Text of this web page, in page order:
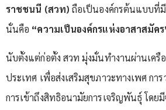
ราชชนนี (สวท) ถือเป็นองค์กรต้นแบบที่มี
นั่นคือ “ความเป็นองค์กรแห่งอาสาสมัคร
นับตั้งแต่ก่อตั้ง สวท มุ่งมั่นทำงานผ่านเครื
ประเทศ เพื่อส่งเสริมสุขภาวะทางเพศ กา
การเข้าถึงสิทธิอนามัยการเจริญพันธุ์ โดย